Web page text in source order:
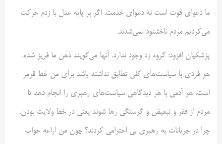
ما دعوای قوت است نه دعوای خدمت. اگر بر پایه عدل با زدم حرکت
می‌کردیم مردم ناخشنود نمی‌شدند.
پزشکیان افزود: گروه زد وجود ندارد. آنها می‌گویند ذهن ما فریز شده.
هر فردی با سیاست‌های کلی تطابق نداشته باشد برای من خط قرمز
است. هر آدمی با هر دیدگاهی سیاست‌های رهبری را انجام دهد تا
مردم از فقر و تبعیض و گرسنگی رها شوند یعنی در خط ولایت بودن.
چرا در جریانات به رهبری بی احترامی کردند؟ چون من اراعه جواب